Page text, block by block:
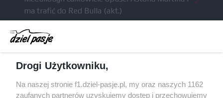
ma trafić do Red Bulla (akt.)
Dochód F1 spadł o 61 procent względem
zeszłego sezonu
algorytmach?
Honda uświadomiła sobie skalę problemów z
silnikiem dopiero w styczniu
Drogi Użytkowniku,
Na naszej stronie f1.dziel-pasje.pl, my oraz naszych 1162
zaufanych partnerów uzyskujemy dostęp i przechowujemy